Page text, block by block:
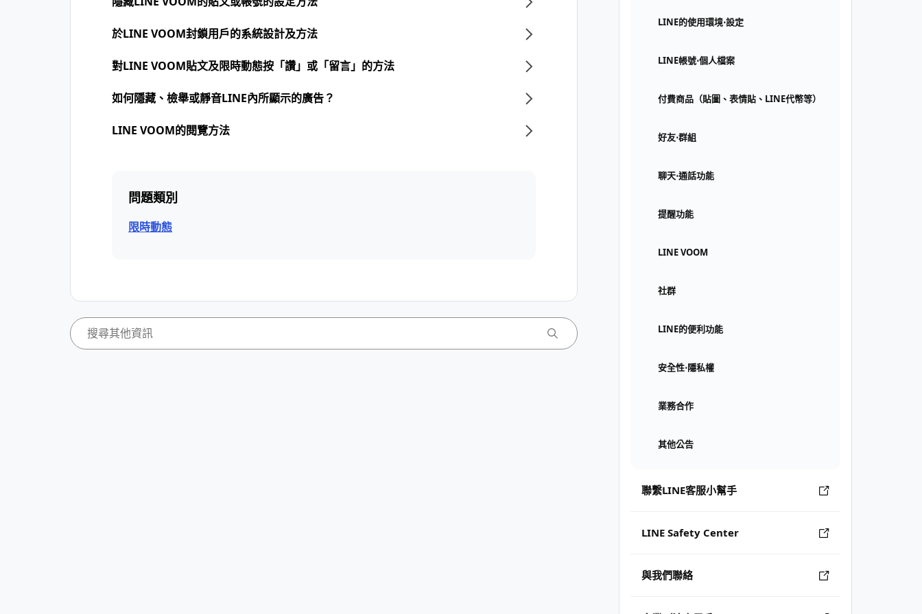
LINE的使用環境⋅設定
LINE帳號⋅個人檔案
付費商品（貼圖、表情貼、LINE代幣等）
好友⋅群組
聊天⋅通話功能
提醒功能
LINE VOOM
社群
LINE的便利功能
安全性⋅隱私權
業務合作
其他公告
聯繫LINE客服小幫手
LINE Safety Center
與我們聯絡
於LINE VOOM封鎖用戶的系統設計及方法
對LINE VOOM貼文及限時動態按「讚」或「留言」的方法
如何隱藏、檢舉或靜音LINE內所顯示的廣告？
LINE VOOM的閱覽方法
問題類別
限時動態